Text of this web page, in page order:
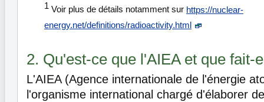
1 Voir plus de détails notamment sur https://nuclear-
energy.net/definitions/radioactivity.html
2. Qu'est-ce que l'AIEA et que fait-
L'AIEA (Agence internationale de l'énergie
l'organisme international chargé d'élaborer